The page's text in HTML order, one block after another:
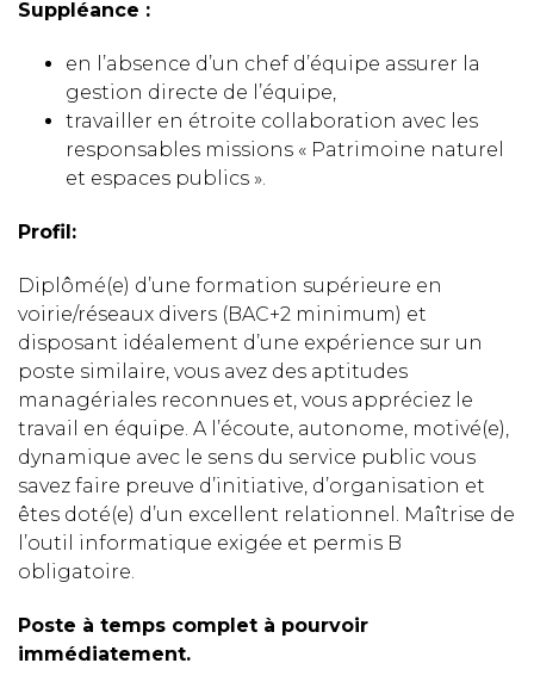
Suppléance :
en l’absence d’un chef d’équipe assurer la
gestion directe de l’équipe,
travailler en étroite collaboration avec les
responsables missions « Patrimoine naturel
et espaces publics ».
Profil:
Diplômé(e) d’une formation supérieure en
voirie/réseaux divers (BAC+2 minimum) et
disposant idéalement d’une expérience sur un
poste similaire, vous avez des aptitudes
managériales reconnues et, vous appréciez le
travail en équipe. A l’écoute, autonome, motivé(e),
dynamique avec le sens du service public vous
savez faire preuve d’initiative, d’organisation et
êtes doté(e) d’un excellent relationnel. Maîtrise de
l’outil informatique exigée et permis B
obligatoire.
Poste à temps complet à pourvoir
immédiatement.